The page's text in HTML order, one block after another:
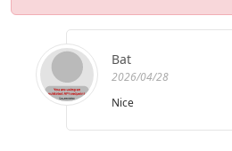
Bat
2026/04/28
Nice